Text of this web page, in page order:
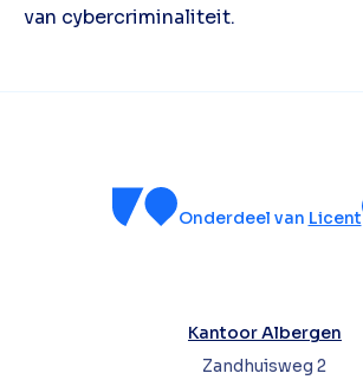
van cybercriminaliteit.
Onderdeel van Licent
Kantoor Albergen
Zandhuisweg 2